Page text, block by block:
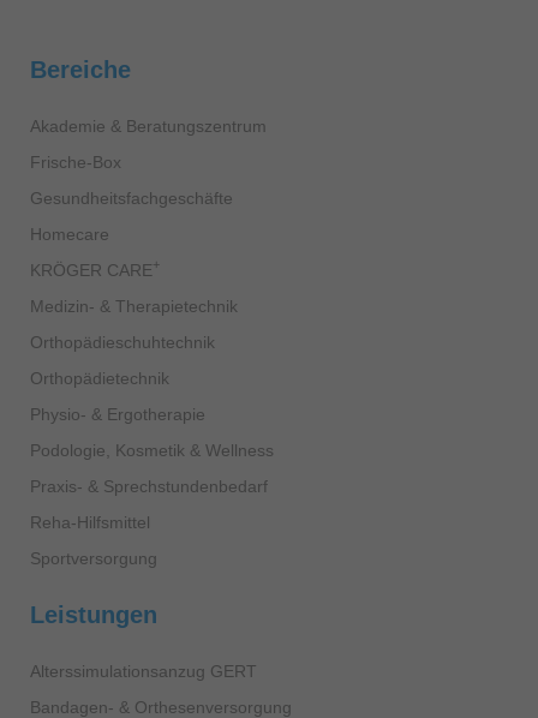
Bereiche
Akademie & Beratungszentrum
Frische-Box
Gesundheitsfachgeschäfte
Homecare
KRÖGER CARE+
Medizin- & Therapietechnik
Orthopädieschuhtechnik
Orthopädietechnik
Physio- & Ergotherapie
Podologie, Kosmetik & Wellness
Praxis- & Sprechstundenbedarf
Reha-Hilfsmittel
Sportversorgung
Leistungen
Alterssimulationsanzug GERT
Bandagen- & Orthesenversorgung